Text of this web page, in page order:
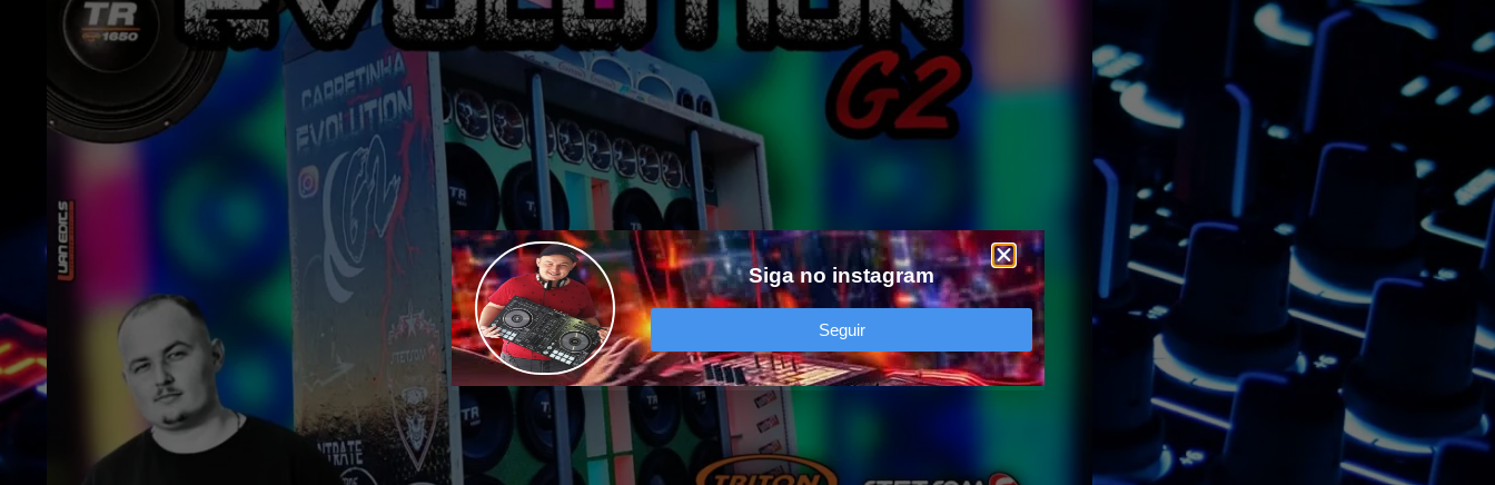
Siga no instagram
Seguir